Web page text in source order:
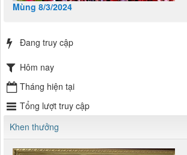
Mùng 8/3/2024
Đang truy cập
Hôm nay
Tháng hiện tại
Tổng lượt truy cập
Khen thưởng